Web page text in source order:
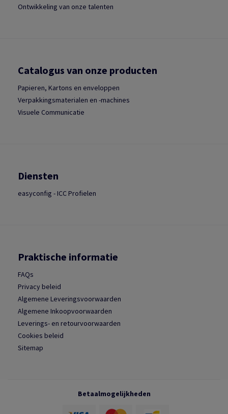
Ontwikkeling van onze talenten
Catalogus van onze producten
Papieren, Kartons en enveloppen
Verpakkingsmaterialen en -machines
Visuele Communicatie
Diensten
easyconfig - ICC Profielen
Praktische informatie
FAQs
Privacy beleid
Algemene Leveringsvoorwaarden
Algemene Inkoopvoorwaarden
Leverings- en retourvoorwaarden
Cookies beleid
Sitemap
Betaalmogelijkheden